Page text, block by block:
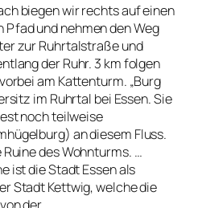
biegen wir rechts auf einen
und nehmen den Weg
zur Ruhrtalstraße und
der Ruhr. 3 km folgen
am Kattenturm. „Burg
im Ruhrtal bei Essen. Sie
noch teilweise
an diesem Fluss.
des Wohnturms. …
ist die Stadt Essen als
Stadt Kettwig, welche die